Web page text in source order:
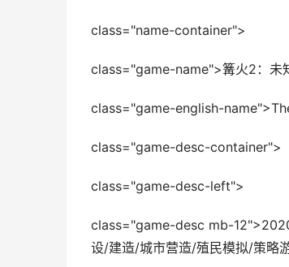
class="name-container">
class="game-name">篝火2：未
class="game-english-
class="game-desc-container">
class="game-desc-left">
class="game-desc mb-
设/建造/城市营造/殖民模拟/策略